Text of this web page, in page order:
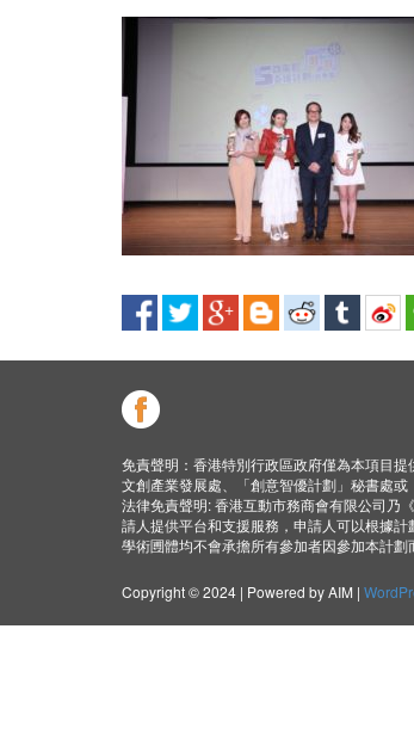
免責聲明：香港特別行政區政府僅為本項目
文創產業發展處、「創意智優計劃」秘書處或
法律免責聲明: 香港互動市務商會有限公司乃
請人提供平台和支援服務，申請人可以根據
學術圑體均不會承擔所有參加者因參加本計劃
Copyright © 2024 | Powered by AIM |